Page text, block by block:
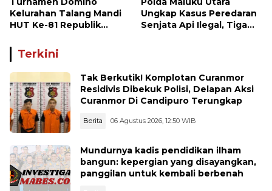
Kelurahan Talang Mandi
HUT Ke-81 Republik
Ungkap Kasus Peredaran
Senjata Api Ilegal, Tiga
Terkini
Tak Berkutik! Komplotan Curanmor
Residivis Dibekuk Polisi, Delapan Aksi
Curanmor Di Candipuro Terungkap
Berita 06 Agustus 2026, 12:50 WIB
Mundurnya kadis pendidikan ilham
bangun: kepergian yang disayangkan,
panggilan untuk kembali berbenah